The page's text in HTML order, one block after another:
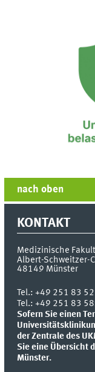
nach oben
KONTAKT
Medizinische
Albert-Schweitzer-
48149 Münster
Tel.:+49 251 83
Tel.: +49 251 83
Sofern Sie einen
der Zentrale des
Sie eine Übersicht
Münster.